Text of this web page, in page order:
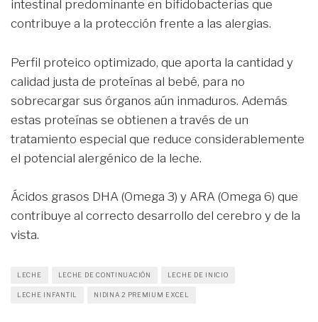
intestinal predominante en bifidobacterias que
contribuye a la protección frente a las alergias.
Perfil proteico optimizado, que aporta la cantidad y
calidad justa de proteínas al bebé, para no
sobrecargar sus órganos aún inmaduros. Además
estas proteínas se obtienen a través de un
tratamiento especial que reduce considerablemente
el potencial alergénico de la leche.
Ácidos grasos DHA (Omega 3) y ARA (Omega 6) que
contribuye al correcto desarrollo del cerebro y de la
vista.
LECHE LECHE DE CONTINUACIÓN LECHE DE INICIO
LECHE INFANTIL NIDINA 2 PREMIUM EXCEL